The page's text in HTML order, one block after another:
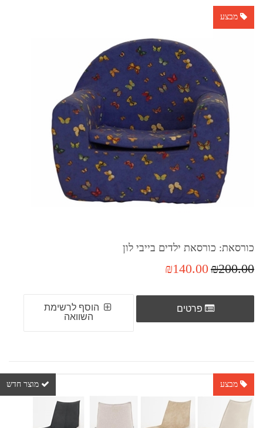
מבצע
כורסאת: כורסאת ילדים בייבי לון
₪200.00
₪140.00
פרטים
הוסף לרשימת
השוואה
מוצר חדש מבצע